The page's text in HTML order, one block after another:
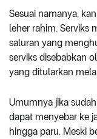
Sesuai namanya,
leher rahim. Serviks
saluran yang
serviks disebabkan
yang ditularkan
Umumnya jika
dapat menyebar ke
hingga paru. Meski